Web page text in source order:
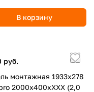
В корзину
руб.
монтажная 1933х278
2000х400хХХХ (2,0